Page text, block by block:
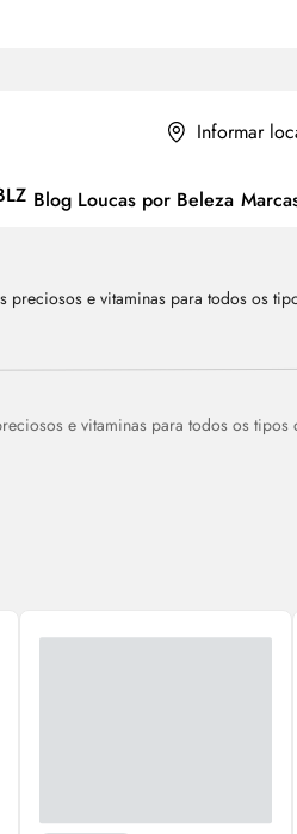
Informar
Blog Loucas por Beleza
e vitaminas para todos os